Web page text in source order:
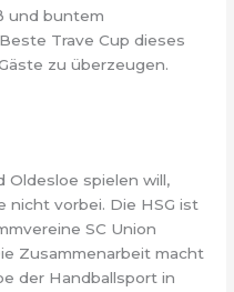
und buntem
Trave Cup dieses
zu überzeugen.
Oldesloe spielen will,
nicht vorbei. Die HSG ist
SC Union
Zusammenarbeit macht
der Handballsport in